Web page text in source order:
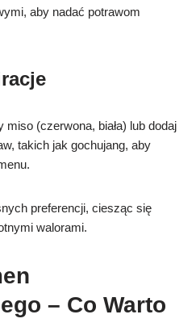
aby nadać potrawom
(czerwona, biała) lub dodaj
takich jak gochujang, aby
preferencji, ciesząc się
walorami.
– Co Warto